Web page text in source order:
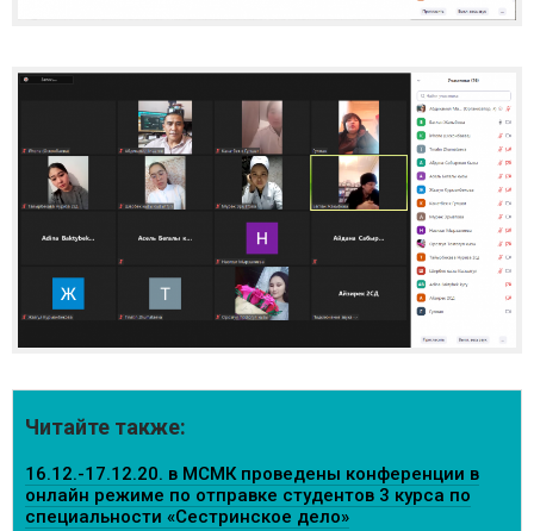
Читайте также:
16.12.-17.12.20. в МСМК проведены конференции в
онлайн режиме по отправке студентов 3 курса по
специальности «Сестринское дело»